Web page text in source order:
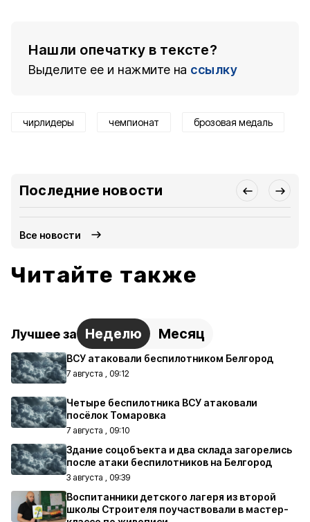
Нашли опечатку в тексте?
Выделите ее и нажмите на ссылку
чирлидеры чемпионат брозовая медаль
Последние новости
Все новости
Читайте также
Лучшее за Неделю Месяц
ВСУ атаковали беспилотником Белгород
7 августа , 09:12
Четыре беспилотника ВСУ атаковали
посёлок Томаровка
7 августа , 09:10
Здание соцобъекта и два склада загорелись
после атаки беспилотников на Белгород
3 августа , 09:39
Воспитанники детского лагеря из второй
школы Строителя поучаствовали в мастер-